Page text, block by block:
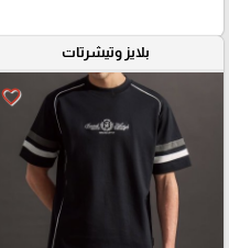
بلايز وتيشرتات
favorite_border